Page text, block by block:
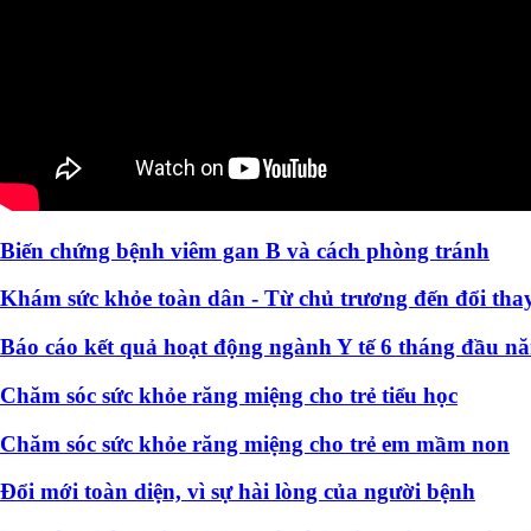
Biến chứng bệnh viêm gan B và cách phòng tránh
Khám sức khỏe toàn dân - Từ chủ trương đến đổi
Báo cáo kết quả hoạt động ngành Y tế 6 tháng đầu
Chăm sóc sức khỏe răng miệng cho trẻ tiểu học
Chăm sóc sức khỏe răng miệng cho trẻ em mầm non
Đổi mới toàn diện, vì sự hài lòng của người bệnh